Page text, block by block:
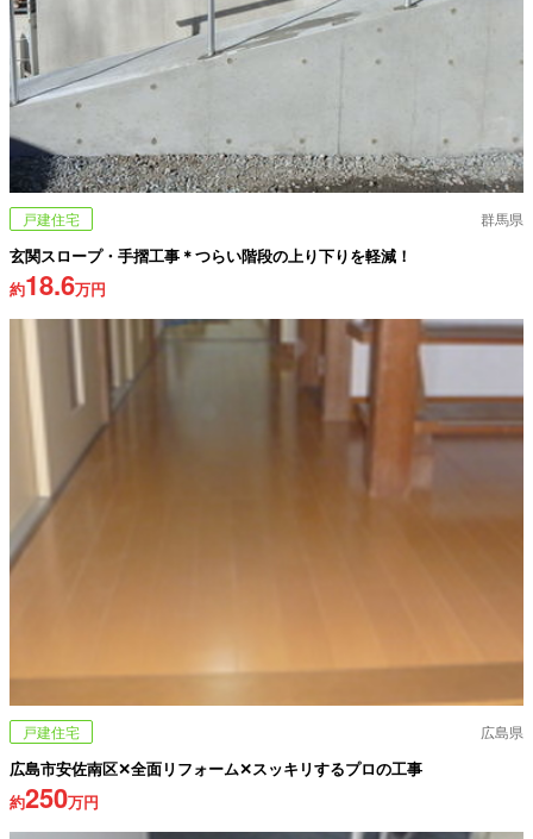
戸建住宅 群馬県
玄関スロープ・手摺工事＊つらい階段の上り下りを軽減！
約18.6万円
戸建住宅 広島県
広島市安佐南区✕全面リフォーム✕スッキリするプロの工事
約250万円